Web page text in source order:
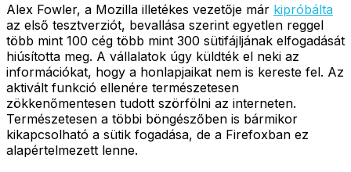
Alex Fowler, a Mozilla illetékes vezetője már kipróbálta
az első tesztverziót, bevallása szerint egyetlen reggel
több mint 100 cég több mint 300 sütifájljának elfogadását
hiúsította meg. A vállalatok úgy küldték el neki az
információkat, hogy a honlapjaikat nem is kereste fel. Az
aktivált funkció ellenére természetesen
zökkenőmentesen tudott szörfölni az interneten.
Természetesen a többi böngészőben is bármikor
kikapcsolható a sütik fogadása, de a Firefoxban ez
alapértelmezett lenne.